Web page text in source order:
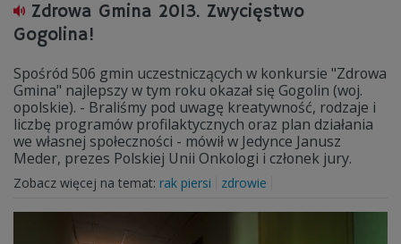
Zdrowa Gmina 2013. Zwycięstwo
Gogolina!
Spośród 506 gmin uczestniczących w konkursie "Zdrowa
Gmina" najlepszy w tym roku okazał się Gogolin (woj.
opolskie). - Braliśmy pod uwagę kreatywność, rodzaje i
liczbę programów profilaktycznych oraz plan działania
we własnej społeczności - mówił w Jedynce Janusz
Meder, prezes Polskiej Unii Onkologi i członek jury.
Zobacz więcej na temat: rak piersi zdrowie